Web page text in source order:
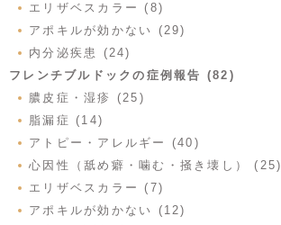
エリザベスカラー (8)
アポキルが効かない (29)
内分泌疾患 (24)
フレンチブルドックの症例報告 (82)
膿皮症・湿疹 (25)
脂漏症 (14)
アトピー・アレルギー (40)
心因性（舐め癖・噛む・掻き壊し） (25)
エリザベスカラー (7)
アポキルが効かない (12)